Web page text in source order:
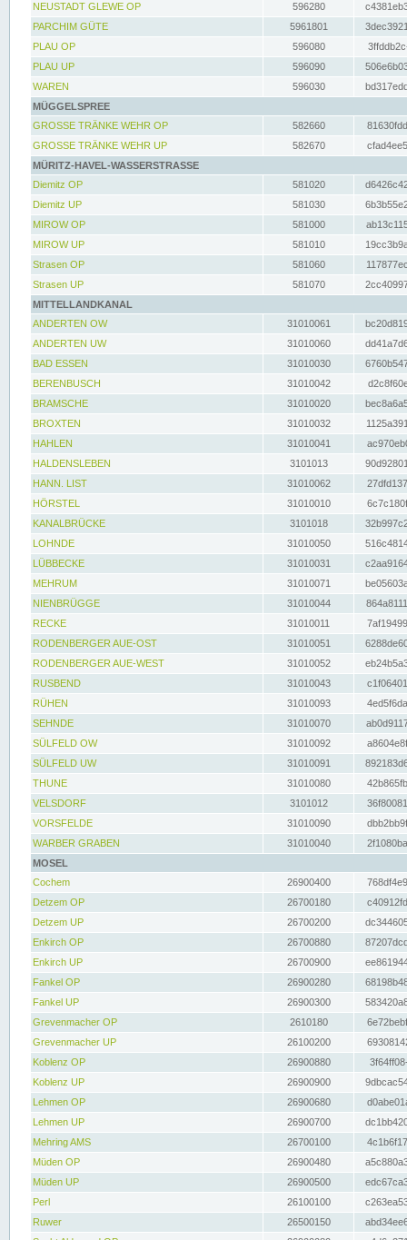
NEUSTADT GLEWE OP
596280
PARCHIM GÜTE
5961801
PLAU OP
596080
PLAU UP
596090
WAREN
596030
MÜGGELSPREE
GROSSE TRÄNKE WEHR OP
582660
GROSSE TRÄNKE WEHR UP
582670
MÜRITZ-HAVEL-WASSERSTRASSE
Diemitz OP
581020
Diemitz UP
581030
MIROW OP
581000
MIROW UP
581010
Strasen OP
581060
Strasen UP
581070
MITTELLANDKANAL
ANDERTEN OW
31010061
ANDERTEN UW
31010060
BAD ESSEN
31010030
BERENBUSCH
31010042
BRAMSCHE
31010020
BROXTEN
31010032
HAHLEN
31010041
HALDENSLEBEN
3101013
HANN. LIST
31010062
HÖRSTEL
31010010
KANALBRÜCKE
3101018
LOHNDE
31010050
LÜBBECKE
31010031
MEHRUM
31010071
NIENBRÜGGE
31010044
RECKE
31010011
RODENBERGER AUE-OST
31010051
RODENBERGER AUE-WEST
31010052
RUSBEND
31010043
RÜHEN
31010093
SEHNDE
31010070
SÜLFELD OW
31010092
SÜLFELD UW
31010091
THUNE
31010080
VELSDORF
3101012
VORSFELDE
31010090
WARBER GRABEN
31010040
MOSEL
Cochem
26900400
Detzem OP
26700180
Detzem UP
26700200
Enkirch OP
26700880
Enkirch UP
26700900
Fankel OP
26900280
Fankel UP
26900300
Grevenmacher OP
2610180
Grevenmacher UP
26100200
Koblenz OP
26900880
Koblenz UP
26900900
Lehmen OP
26900680
Lehmen UP
26900700
Mehring AMS
26700100
Müden OP
26900480
Müden UP
26900500
Perl
26100100
Ruwer
26500150